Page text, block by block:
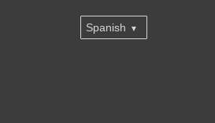
Spanish